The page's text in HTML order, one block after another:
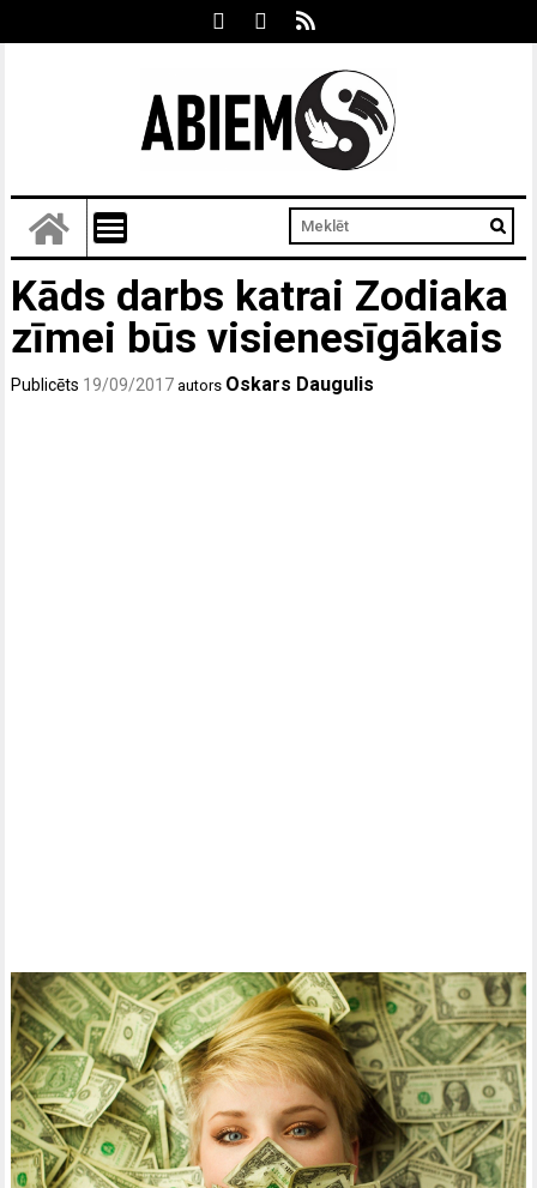
Kāds darbs katrai Zodiaka
zīmei būs visienesīgākais
Publicēts 19/09/2017 autors Oskars Daugulis